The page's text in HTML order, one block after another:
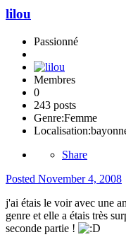
lilou
Passionné
Membres
0
243 posts
Genre:Femme
Localisation:
Share
Posted November 4, 2008
j'ai étais le voir avec une
genre et elle a étais très
seconde partie !